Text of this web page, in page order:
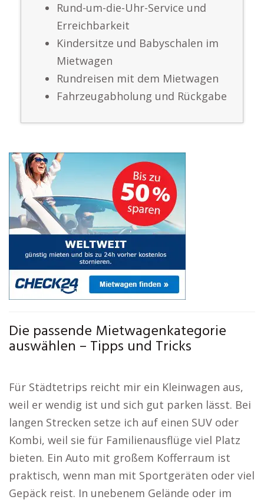
Rund-um-die-Uhr-Service und
Erreichbarkeit
Kindersitze und Babyschalen im
Mietwagen
Rundreisen mit dem Mietwagen
Fahrzeugabholung und Rückgabe
Die passende Mietwagenkategorie
auswählen – Tipps und Tricks
Für Städtetrips reicht mir ein Kleinwagen aus,
weil er wendig ist und sich gut parken lässt. Bei
langen Strecken setze ich auf einen SUV oder
Kombi, weil sie für Familienausflüge viel Platz
bieten. Ein Auto mit großem Kofferraum ist
praktisch, wenn man mit Sportgeräten oder viel
Gepäck reist. In unebenem Gelände oder im